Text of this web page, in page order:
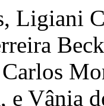
Ligiani
e Vânia